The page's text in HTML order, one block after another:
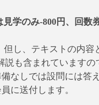
学のみ-800円、回数
し、テキストの内容
説も含まれています
なしでは設問には答
に送付します。